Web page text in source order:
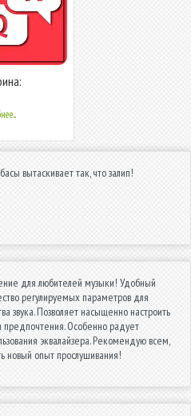
вытаскивает так, что залип!
для любителей музыки! Удобный
регулируемых параметров для
звука. Позволяет насыщенно настроить
предпочтения. Особенно радует
эквалайзера. Рекомендую всем,
новый опыт прослушивания!